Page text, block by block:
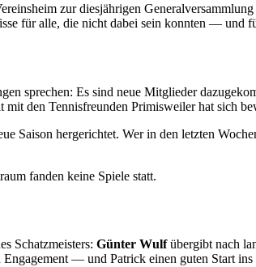
zur diesjährigen
für alle, die nicht dabei sein konnten — und
sprechen: Es sind neue Mitglieder
den Tennisfreunden Primisweiler hat sich
hergerichtet. Wer in den letzten
fanden keine Spiele statt.
Schatzmeisters: Günter Wulfübergibt nach
— und Patrick einen guten Start ins